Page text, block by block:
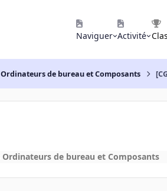
Naviguer Activité
Ordinateurs de bureau et Composants
Ordinateurs de bureau et Composants